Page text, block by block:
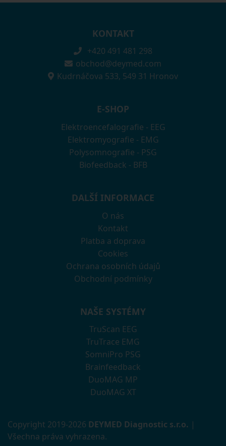
KONTAKT
+420 491 481 298
obchod@deymed.com
Kudrnáčova 533, 549 31 Hronov
E-SHOP
Elektroencefalografie - EEG
Elektromyografie - EMG
Polysomnografie - PSG
Biofeedback - BFB
DALŠÍ INFORMACE
O nás
Kontakt
Platba a doprava
Cookies
Ochrana osobních údajů
Obchodní podmínky
NAŠE SYSTÉMY
TruScan EEG
TruTrace EMG
SomniPro PSG
Brainfeedback
DuoMAG MP
DuoMAG XT
Copyright 2019-2026 DEYMED Diagnostic s.r.o. |
Všechna práva vyhrazena.